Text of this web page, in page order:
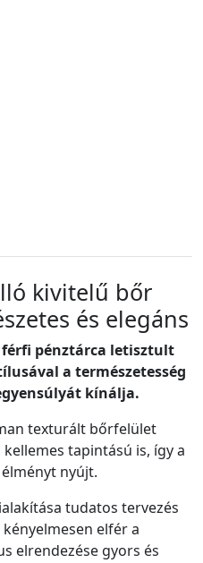
kivitelű bőr
és elegáns
férfi pénztárca letisztult
a természetesség
kínálja.
texturált bőrfelület
tapintású is, így a
nyújt.
tudatos tervezés
elfér a
elrendezése gyors és